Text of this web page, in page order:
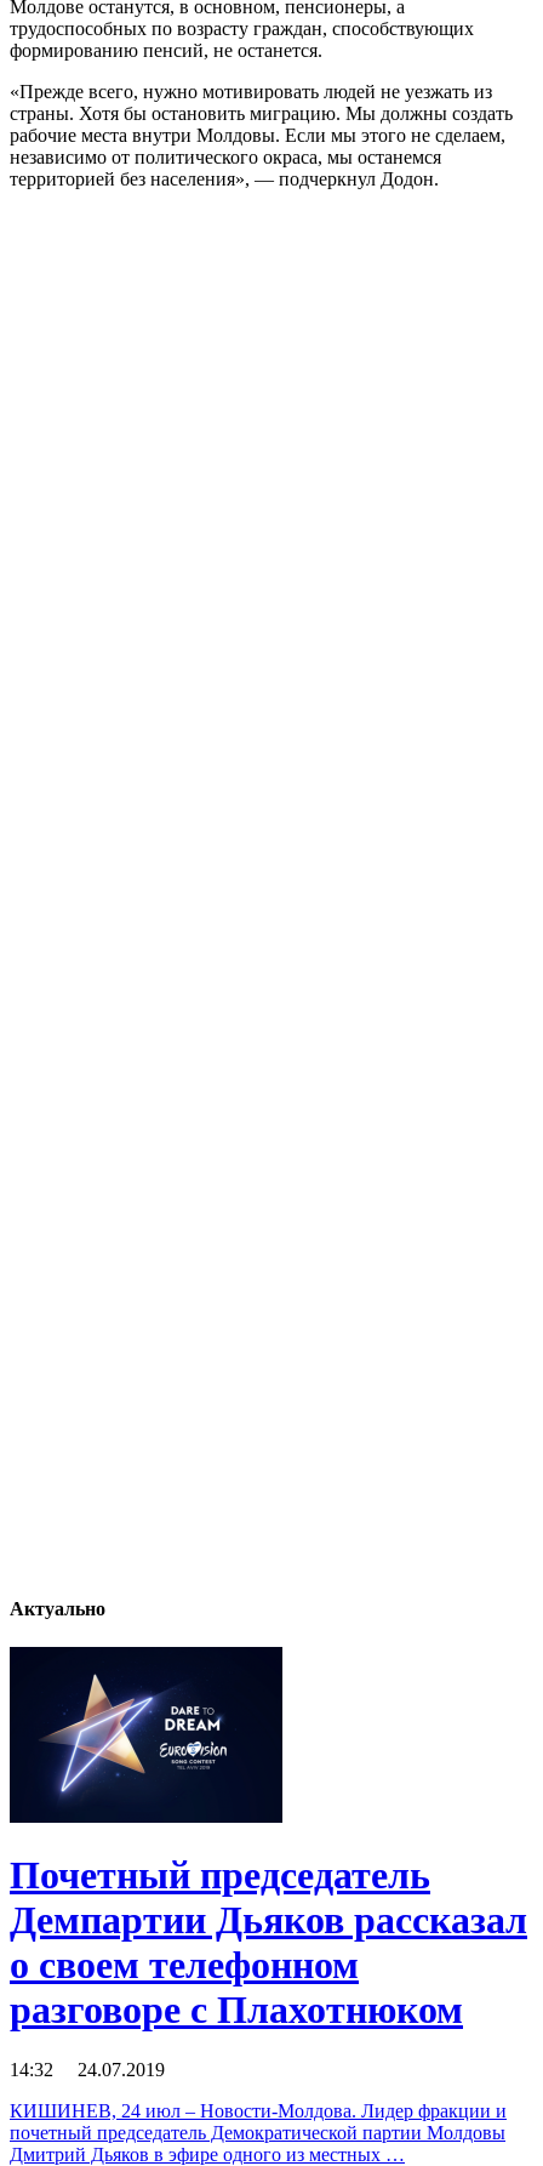
Молдове останутся, в основном, пенсионеры, а
трудоспособных по возрасту граждан, способствующих
формированию пенсий, не останется.
«Прежде всего, нужно мотивировать людей не уезжать из
страны. Хотя бы остановить миграцию. Мы должны создать
рабочие места внутри Молдовы. Если мы этого не сделаем,
независимо от политического окраса, мы останемся
территорией без населения», — подчеркнул Додон.
Актуально
Почетный председатель
Демпартии Дьяков рассказал
о своем телефонном
разговоре с Плахотнюком
14:32 24.07.2019
КИШИНЕВ, 24 июл – Новости-Молдова. Лидер фракции и
почетный председатель Демократической партии Молдовы
Дмитрий Дьяков в эфире одного из местных …